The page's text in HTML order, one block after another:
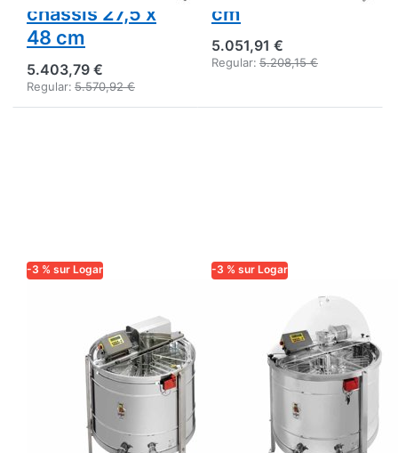
châssis 27,5 x
48 cm
5.403,79 €
Regular: 5.570,92 €
cm
5.051,91 €
Regular: 5.208,15 €
-3 % sur Logar
Extracteur 12
cadres à
retournement
automatique
Logar DT, cuve
Ø 95 cm, 27,5 ×
-3 % sur Logar
basculeur Logar
16 cadres, cuve
Ø 110 cm, 27,5 x
48 cm,
entièrement